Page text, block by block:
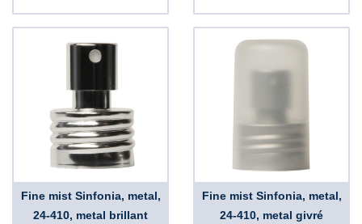
Fine mist Sinfonia, metal,
24-410, metal brillant
Fine mist Sinfonia, metal,
24-410, metal givré